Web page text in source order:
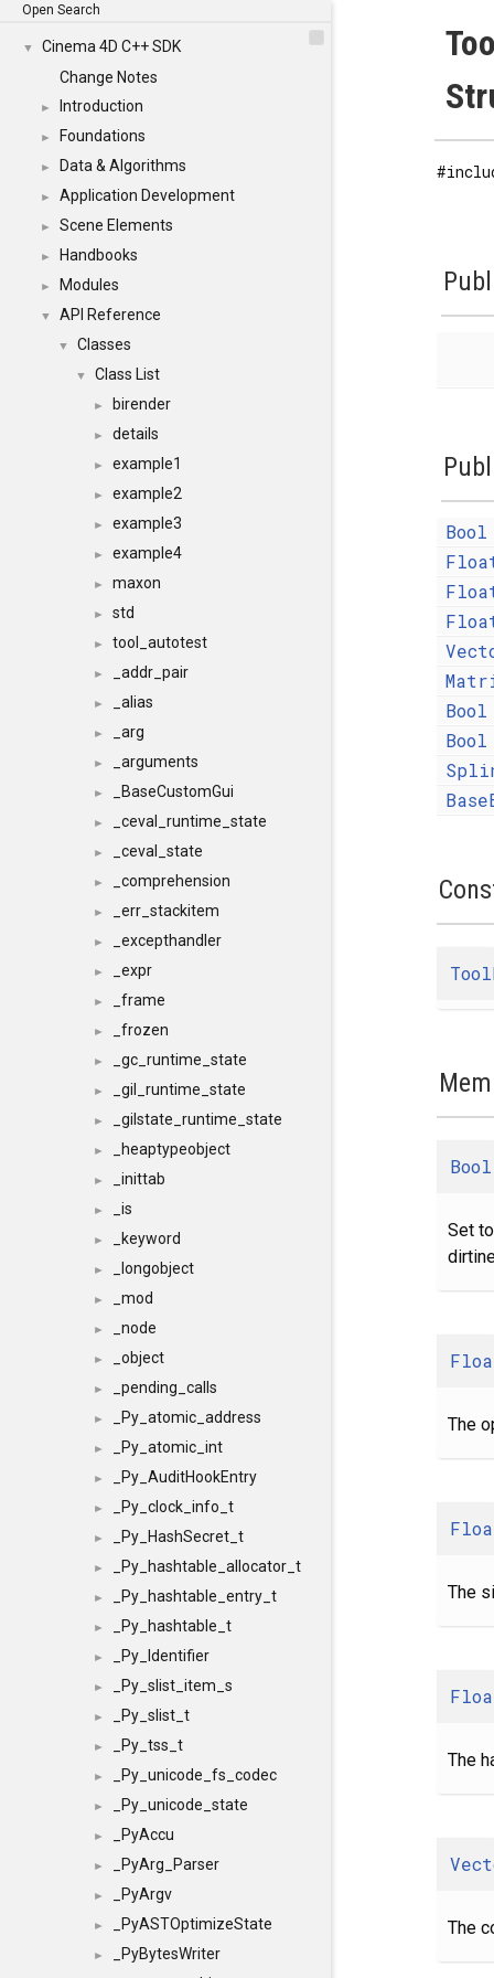
Open Search
▼
Cinema 4D C++ SDK
Change Notes
► Introduction
► Foundations
► Data & Algorithms
► Application Development
► Scene Elements
► Handbooks
► Modules
▼ API Reference
▼ Classes
▼ Class List
► birender
► details
► example1
► example2
► example3
► example4
► maxon
► std
► tool_autotest
► _addr_pair
► _alias
► _arg
► _arguments
► _BaseCustomGui
► _ceval_runtime_state
► _ceval_state
► _comprehension
► _err_stackitem
► _excepthandler
► _expr
► _frame
► _frozen
► _gc_runtime_state
► _gil_runtime_state
► _gilstate_runtime_state
► _heaptypeobject
► _inittab
► _is
► _keyword
► _longobject
► _mod
► _node
► _object
► _pending_calls
► _Py_atomic_address
► _Py_atomic_int
► _Py_AuditHookEntry
► _Py_clock_info_t
► _Py_HashSecret_t
► _Py_hashtable_allocator_t
► _Py_hashtable_entry_t
► _Py_hashtable_t
► _Py_Identifier
► _Py_slist_item_s
► _Py_slist_t
► _Py_tss_t
► _Py_unicode_fs_codec
► _Py_unicode_state
► _PyAccu
► _PyArg_Parser
► _PyArgv
► _PyASTOptimizeState
►
_PyBytesWriter
Bool
Bool
Bool
Bool
Set
The
The
The
The